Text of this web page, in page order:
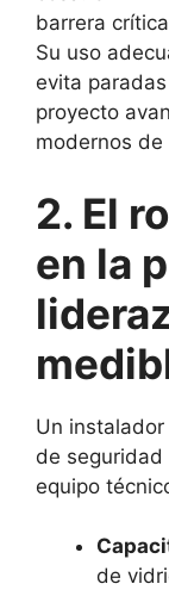
barrera
Su uso
evita
proyecto
modernos
2. El
en la
Un
de seguridad
equipo
de